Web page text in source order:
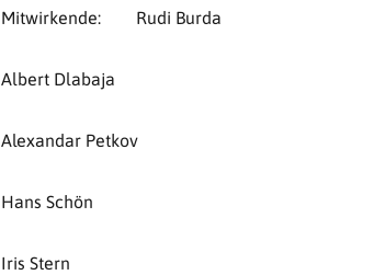
Mitwirkende: Rudi Burda
Albert Dlabaja
Alexandar Petkov
Hans Schön
Iris Stern